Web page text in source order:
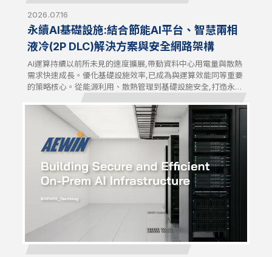
2026.07.16
永續AI基礎設施:結合節能AI平台、智慧兩相
液冷(2P DLC)解決方案與安全網路架構
AI運算持續以前所未見的速度擴展,帶動資料中心用電量與散熱
需求快速成長。優化基礎設施效率,已成為與運算效能同等重要
的策略核心。從能源利用、散熱管理到基礎設施安全,打造永續
性方案。